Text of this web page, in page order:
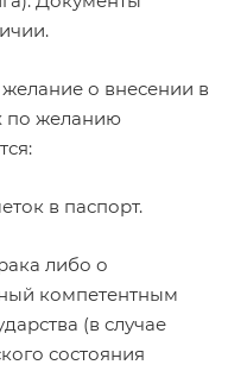
о внесении в
по желанию
в паспорт.
либо о
компетентным
(в случае
состояния